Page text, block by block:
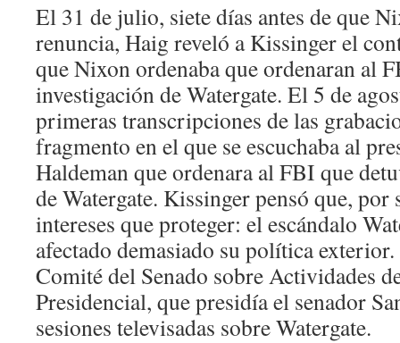
El 31 de julio, siete días antes de que
renuncia, Haig reveló a Kissinger el
que Nixon ordenaba que ordenaran al
investigación de Watergate. El 5 de
primeras transcripciones de las
fragmento en el que se escuchaba al
Haldeman que ordenara al FBI que
de Watergate. Kissinger pensó que, por
intereses que proteger: el escándalo
afectado demasiado su política
Comité del Senado sobre Actividades
Presidencial, que presidía el senador
sesiones televisadas sobre Watergate.